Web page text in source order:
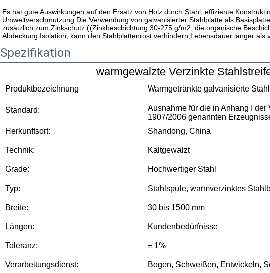
Es hat gute Auswirkungen auf den Ersatz von Holz durch Stahl, effiziente
Umweltverschmutzung.Die Verwendung von galvanisierter Stahlplatte als
zusätzlich zum Zinkschutz ((Zinkbeschichtung 30-275 g/m2, die organische
Abdeckung Isolation, kann den Stahlplattenrost verhindern,Lebensdauer länger als
Spezifikation
warmgewalzte Verzinkte
Produktbezeichnung Warmgetränkte galvanisierte
Standard:
Ausnahme für die in Anhang I der
1907/2006 genannten
Herkunftsort:
Shandong, China
Technik: Kaltgewalzt
Grade: Hochwertiger Stahl
Typ: Stahlspule, warmverzinktes
Breite: 30 bis 1500 mm
Längen: Kundenbedürfnisse
Toleranz: ± 1%
Verarbeitungsdienst: Bogen, Schweißen, Entwickeln,